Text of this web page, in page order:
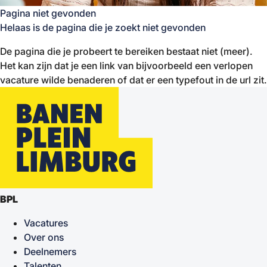
Pagina niet gevonden
Helaas is de pagina die je zoekt niet gevonden
De pagina die je probeert te bereiken bestaat niet (meer).
Het kan zijn dat je een link van bijvoorbeeld een verlopen
vacature wilde benaderen of dat er een typefout in de url zit.
BPL
Vacatures
Over ons
Deelnemers